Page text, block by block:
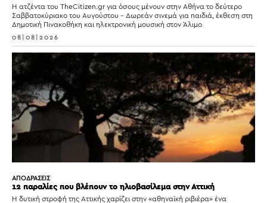
Η ατζέντα του TheCitizen.gr για όσους μένουν στην Αθήνα το δεύτερο
Σαββατοκύριακο του Αυγούστου – Δωρεάν σινεμά για παιδιά, έκθεση στη
Δημοτική Πινακοθήκη και ηλεκτρονική μουσική στον Άλιμο
08|08|2026
ΑΠΟΔΡΑΣΕΙΣ
12 παραλίες που βλέπουν το ηλιοβασίλεμα στην Αττική
Η δυτική στροφή της Αττικής χαρίζει στην «αθηναϊκή ριβιέρα» ένα